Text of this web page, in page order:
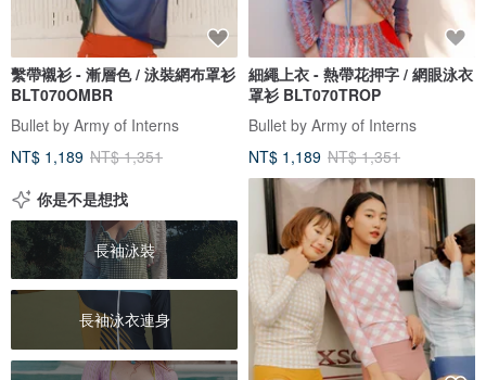
繫帶襯衫 - 漸層色 / 泳裝網布罩衫
BLT070OMBR
Bullet by Army of Interns
NT$ 1,189 NT$ 1,351
細繩上衣 - 熱帶花押字 / 網眼泳衣
罩衫 BLT070TROP
Bullet by Army of Interns
NT$ 1,189 NT$ 1,351
你是不是想找
長袖泳裝
長袖泳衣連身